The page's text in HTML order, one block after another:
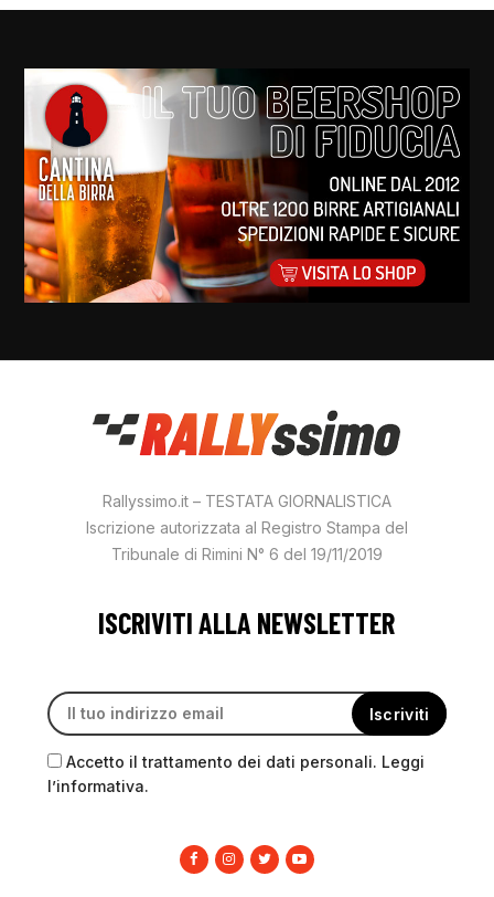
Rallyssimo.it – TESTATA GIORNALISTICA
Iscrizione autorizzata al Registro Stampa del
Tribunale di Rimini N° 6 del 19/11/2019
ISCRIVITI ALLA NEWSLETTER
Accetto il trattamento dei dati personali. Leggi
l’informativa.